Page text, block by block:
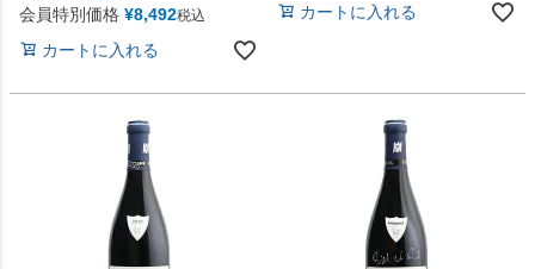
会員特別価格 ¥8,492税込
カートに入れる
カートに入れる